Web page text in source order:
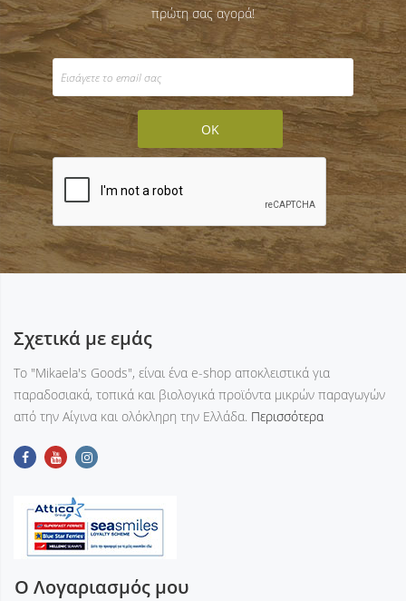
πρώτη σας αγορά!
Σχετικά με εμάς
Tο "Mikaela's Goods", είναι ένα e-shop αποκλειστικά για
παραδοσιακά, τοπικά και βιολογικά προϊόντα μικρών παραγωγών
από την Αίγινα και ολόκληρη την Ελλάδα. Περισσότερα
Ο Λογαριασμός μου